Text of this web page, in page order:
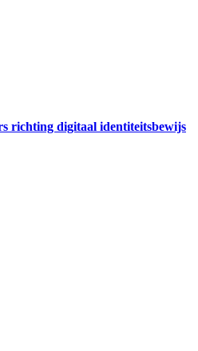
richting digitaal identiteitsbewijs